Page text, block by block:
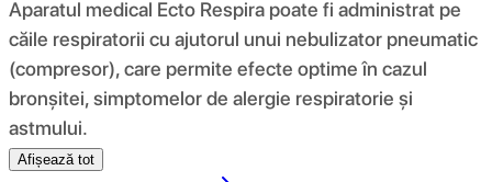
Aparatul medical Ecto Respira poate fi administrat pe
căile respiratorii cu ajutorul unui nebulizator pneumatic
(compresor), care permite efecte optime în cazul
bronșitei, simptomelor de alergie respiratorie și
astmului.
Afișează tot